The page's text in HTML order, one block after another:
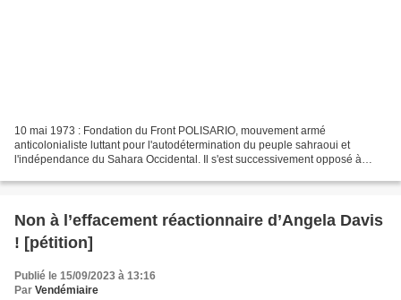
10 mai 1973 : Fondation du Front POLISARIO, mouvement armé
anticolonialiste luttant pour l'autodétermination du peuple sahraoui et
l'indépendance du Sahara Occidental. Il s'est successivement opposé à
Non à l’effacement réactionnaire d’Angela Davis
! [pétition]
Publié le 15/09/2023 à 13:16
Par Vendémiaire